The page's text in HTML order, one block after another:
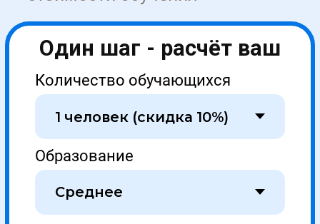
Этапы сделки
1
Первичная
консультация
Оставьте заявку на сайте или позвоните по
телефону, наш менеджер расскажет и
согласует условия обучения
Оставить заявку